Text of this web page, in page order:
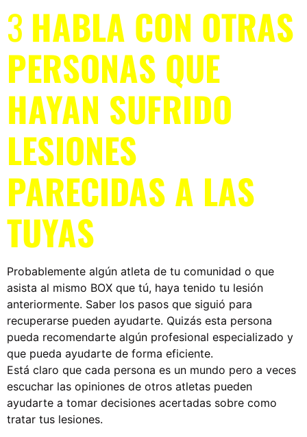
3 HABLA CON OTRAS
PERSONAS QUE
HAYAN SUFRIDO
LESIONES
PARECIDAS A LAS
TUYAS
Probablemente algún atleta de tu comunidad o que
asista al mismo BOX que tú, haya tenido tu lesión
anteriormente. Saber los pasos que siguió para
recuperarse pueden ayudarte. Quizás esta persona
pueda recomendarte algún profesional especializado y
que pueda ayudarte de forma eficiente.
Está claro que cada persona es un mundo pero a veces
escuchar las opiniones de otros atletas pueden
ayudarte a tomar decisiones acertadas sobre como
tratar tus lesiones.